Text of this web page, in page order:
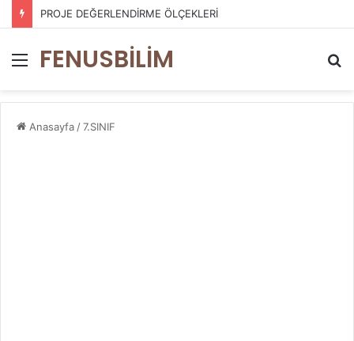
PROJE DEĞERLENDİRME ÖLÇEKLERİ
Menü
FENUSBİLİM
...
Anasayfa /7.SINIF